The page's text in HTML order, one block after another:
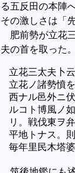
る五反田の本陣
その激しさは「
肥前勢が立花
夫の首を取った
立花三太夫卜云
立花ノ諸勢憤を
西ナル邑外ニ伏
ルコト博風ノ如
リ。戦伐東ヲ弁
平地トナス。則
毎年里民木塔婆